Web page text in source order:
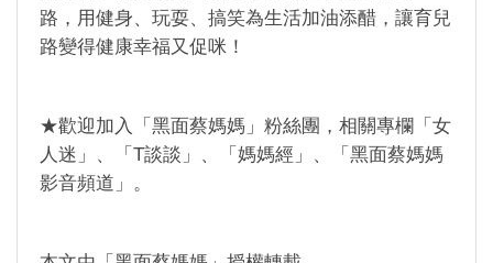
路，用健身、玩耍、搞笑為生活加油添醋，讓育兒
路變得健康幸福又促咪！
★歡迎加入「黑面蔡媽媽」粉絲團，相關專欄「女
人迷」、「T談談」、「媽媽經」、「黑面蔡媽媽
影音頻道」。